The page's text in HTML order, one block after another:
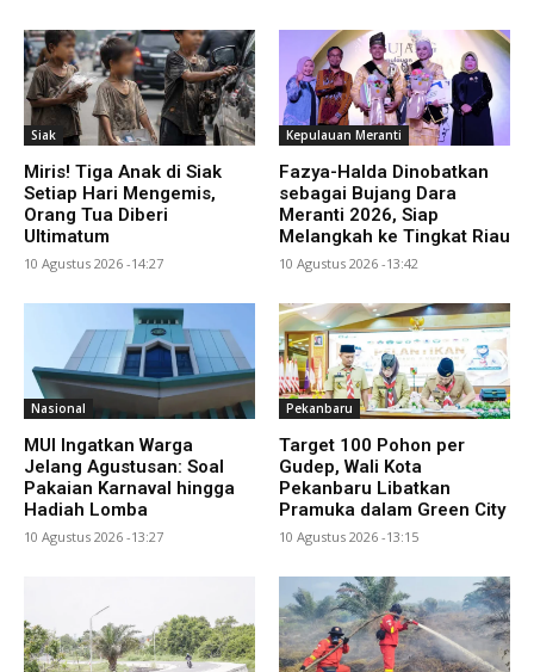
Siak
Miris! Tiga Anak di Siak
Setiap Hari Mengemis,
Orang Tua Diberi
Ultimatum
10 Agustus 2026 -14:27
Kepulauan Meranti
Fazya-Halda Dinobatkan
sebagai Bujang Dara
Meranti 2026, Siap
Melangkah ke Tingkat Riau
10 Agustus 2026 -13:42
Nasional
MUI Ingatkan Warga
Jelang Agustusan: Soal
Pakaian Karnaval hingga
Hadiah Lomba
10 Agustus 2026 -13:27
Pekanbaru
Target 100 Pohon per
Gudep, Wali Kota
Pekanbaru Libatkan
Pramuka dalam Green City
10 Agustus 2026 -13:15